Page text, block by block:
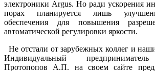
электроники Argus. Но ради ускорения
порах планируется лишь
обеспечения для повышения
автоматической регулировки яркости.
Не отстали от зарубежных коллег и
Индивидуальный
Протопопов А.П. на своем сайте